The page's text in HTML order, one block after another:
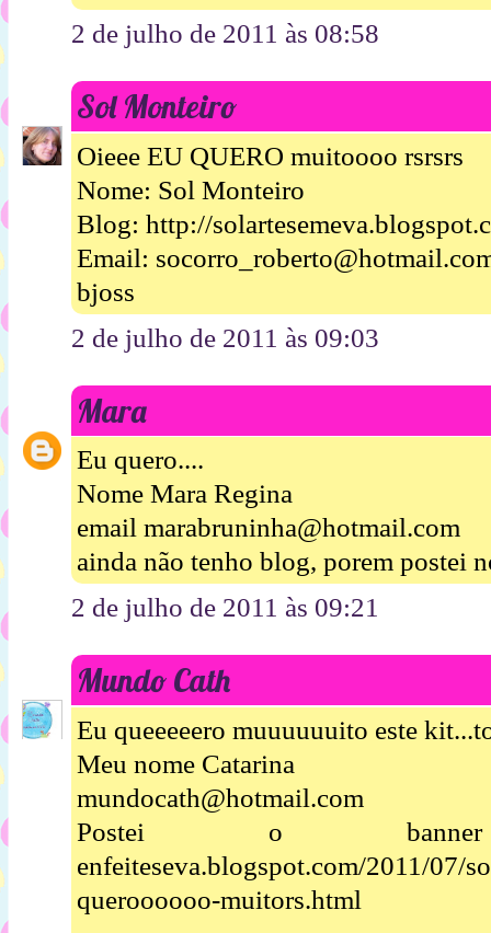
2 de julho de 2011 às 08:58
Sol Monteiro
Oieee EU QUERO muitoooo rsrsrs
Nome: Sol Monteiro
Blog: http://
Email:
bjoss
2 de julho de 2011 às 09:03
Mara
Eu quero....
Nome Mara Regina
email marabruninha@hotmail.com
ainda não tenho blog, porem postei
2 de julho de 2011 às 09:21
Mundo Cath
Eu queeeeero muuuuuuito este
Meu nome Catarina
mundocath@hotmail.com
Postei o banner
enfeiteseva.blogspot.com/2011/07/
queroooooo-muitors.html